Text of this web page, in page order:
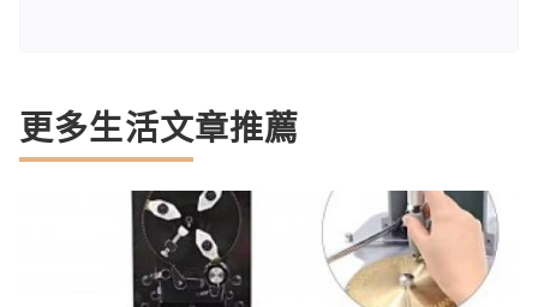
更多生活文章推薦